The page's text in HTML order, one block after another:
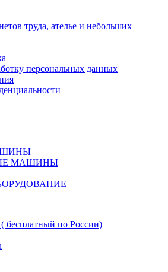
труда, ателье и небольших
персональных данных
МАШИНЫ
бесплатный по России)